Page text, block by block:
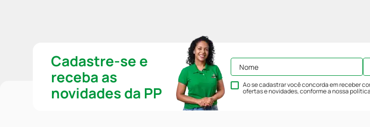
Cadastre-se e
receba as
novidades da PP
Ao se cadastrar você concorda em receber
ofertas e novidades, conforme a nossa